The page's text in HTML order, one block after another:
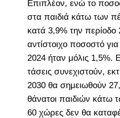
Επιπλέον, ενώ το
στα παιδιά κάτω των
κατά 3,9% την περίοδο
αντίστοιχο ποσοστό
2024 ήταν μόλις 1,5%.
τάσεις συνεχιστούν,
2030 θα σημειωθούν
θάνατοι παιδιών κάτω
60 χώρες δεν θα